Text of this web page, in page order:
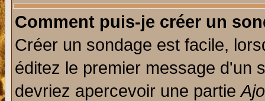
Comment puis-je créer un
Créer un sondage est facile,
éditez le premier message d'un
devriez apercevoir une partie